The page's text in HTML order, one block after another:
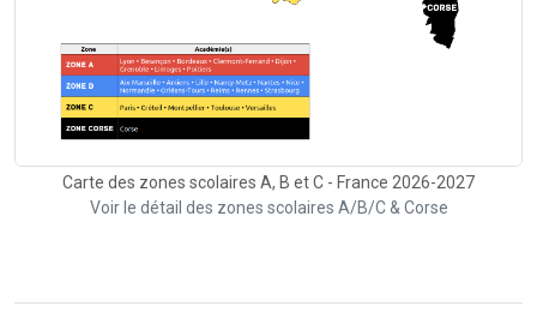
Carte des zones scolaires A, B et C - France 2026-2027
Voir le détail des zones scolaires A/B/C & Corse